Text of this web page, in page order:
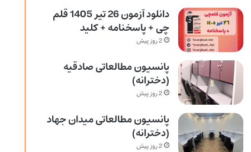
دانلود آزمون 26 تیر 1405 قلم
چی + پاسخنامه + کلید
2 روز پیش
پانسیون مطالعاتی صادقیه
(دخترانه)
2 روز پیش
پانسیون مطالعاتی میدان جهاد
(دخترانه)
2 روز پیش